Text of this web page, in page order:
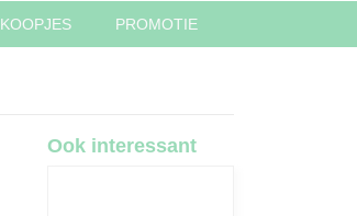
KOOPJES PROMOTIE
Ook interessant